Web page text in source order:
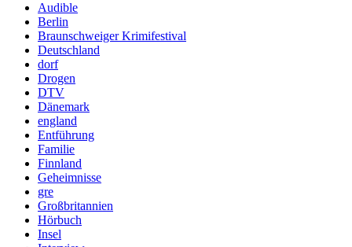
Audible
Berlin
Braunschweiger Krimifestival
Deutschland
dorf
Drogen
DTV
Dänemark
england
Entführung
Familie
Finnland
Geheimnisse
gre
Großbritannien
Hörbuch
Insel